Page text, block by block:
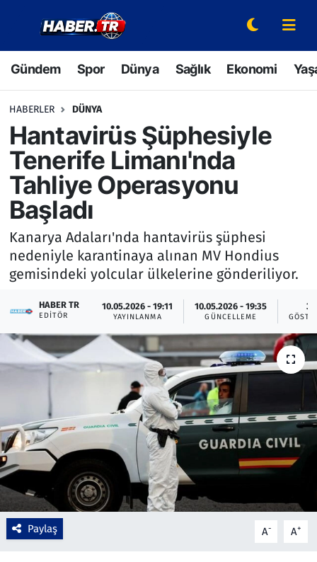
Gündem Spor Dünya Sağlık Ekonomi
HABERLER DÜNYA
Hantavirüs Şüphesiyle
Tenerife Limanı'nda
Tahliye Operasyonu
Başladı
Kanarya Adaları'nda hantavirüs şüphesi
nedeniyle karantinaya alınan MV Hondius
gemisindeki yolcular ülkelerine gönderiliyor.
HABER TR
EDITÖR
10.05.2026 - 19:11
YAYINLANMA
10.05.2026 - 19:35
GÜNCELLEME
3
Paylaş A- A+
Gündem
Spor
Dünya
Sağlık
Ekonomi
Yaşam
Hava Durumu
Bilim ve Teknoloji
Çevre & Doğa
Eğitim
Turizm
Yerel
Hava Durumu
Trafik Durumu
Süper Lig Puan Durumu ve Fikstür
Tüm Manşetler
Son Dakika Haberleri
Haber Arşivi